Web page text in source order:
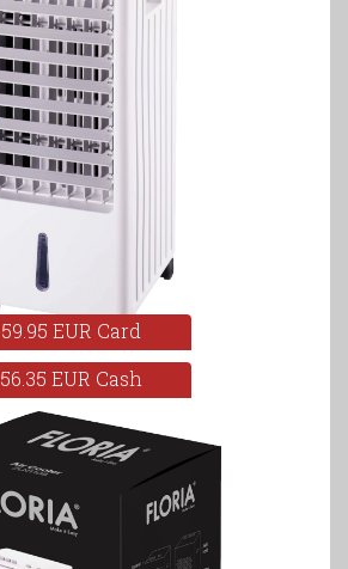
59.95 EUR Card
56.35 EUR Cash